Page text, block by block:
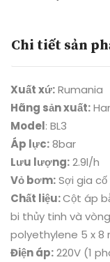
Chi tiết sản
Xuất xứ:Rumania
Hãng sản xuất:
Model: BL3
Áp lực:8bar
Lưu lượng:2.9l/h
Vỏ bơm:Sợi gia
Chất liệu:Cột áp
bi thủy tinh và
polyethylene 5 x 8
Điện áp:220V (1